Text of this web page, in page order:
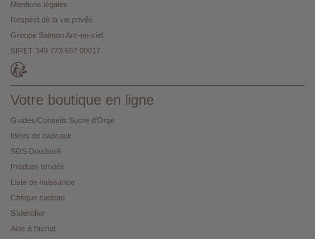
Mentions légales
Respect de la vie privée
Groupe Salmon Arc-en-ciel
SIRET 349 773 697 00017
Votre boutique en ligne
Guides/Conseils Sucre d'Orge
Idées de cadeaux
SOS Doudou®
Produits brodés
Liste de naissance
Chèque cadeau
S'identifier
Aide à l'achat